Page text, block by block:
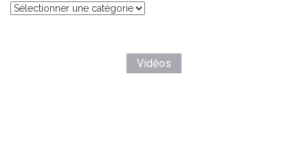
Catégories
Vidéos